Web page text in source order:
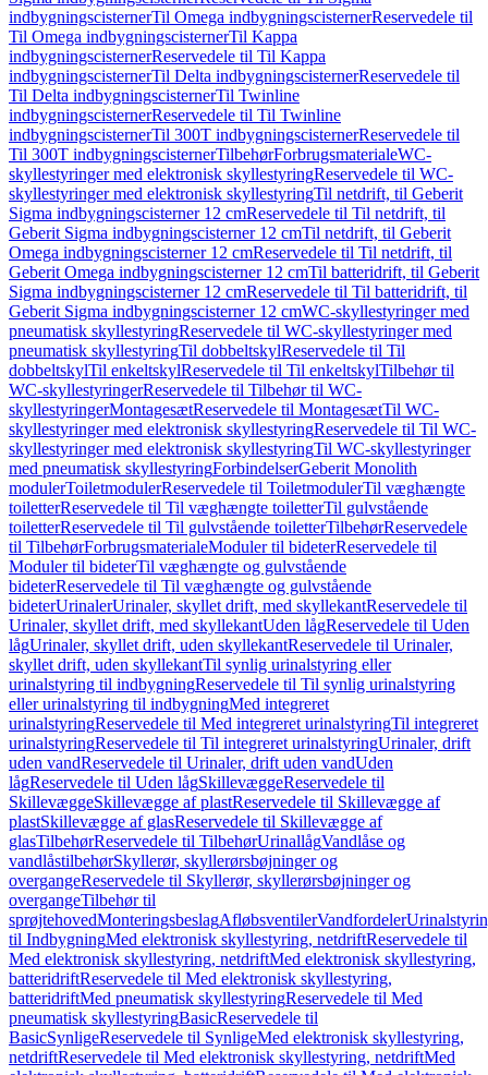
indbygningscisternerTil Omega indbygningscisternerReservedele til
Til Omega indbygningscisternerTil Kappa
indbygningscisternerReservedele til Til Kappa
indbygningscisternerTil Delta indbygningscisternerReservedele til
Til Delta indbygningscisternerTil Twinline
indbygningscisternerReservedele til Til Twinline
indbygningscisternerTil 300T indbygningscisternerReservedele til
Til 300T indbygningscisternerTilbehørForbrugsmaterialeWC-
skyllestyringer med elektronisk skyllestyringReservedele til WC-
skyllestyringer med elektronisk skyllestyringTil netdrift, til Geberit
Sigma indbygningscisterner 12 cmReservedele til Til netdrift, til
Geberit Sigma indbygningscisterner 12 cmTil netdrift, til Geberit
Omega indbygningscisterner 12 cmReservedele til Til netdrift, til
Geberit Omega indbygningscisterner 12 cmTil batteridrift, til Geberit
Sigma indbygningscisterner 12 cmReservedele til Til batteridrift, til
Geberit Sigma indbygningscisterner 12 cmWC-skyllestyringer med
pneumatisk skyllestyringReservedele til WC-skyllestyringer med
pneumatisk skyllestyringTil dobbeltskylReservedele til Til
dobbeltskylTil enkeltskylReservedele til Til enkeltskylTilbehør til
WC-skyllestyringerReservedele til Tilbehør til WC-
skyllestyringerMontagesætReservedele til MontagesætTil WC-
skyllestyringer med elektronisk skyllestyringReservedele til Til WC-
skyllestyringer med elektronisk skyllestyringTil WC-skyllestyringer
med pneumatisk skyllestyringForbindelserGeberit Monolith
modulerToiletmodulerReservedele til ToiletmodulerTil væghængte
toiletterReservedele til Til væghængte toiletterTil gulvstående
toiletterReservedele til Til gulvstående toiletterTilbehørReservedele
til TilbehørForbrugsmaterialeModuler til bideterReservedele til
Moduler til bideterTil væghængte og gulvstående
bideterReservedele til Til væghængte og gulvstående
bideterUrinalerUrinaler, skyllet drift, med skyllekantReservedele til
Urinaler, skyllet drift, med skyllekantUden lågReservedele til Uden
lågUrinaler, skyllet drift, uden skyllekantReservedele til Urinaler,
skyllet drift, uden skyllekantTil synlig urinalstyring eller
urinalstyring til indbygningReservedele til Til synlig urinalstyring
eller urinalstyring til indbygningMed integreret
urinalstyringReservedele til Med integreret urinalstyringTil integreret
urinalstyringReservedele til Til integreret urinalstyringUrinaler, drift
uden vandReservedele til Urinaler, drift uden vandUden
lågReservedele til Uden lågSkillevæggeReservedele til
SkillevæggeSkillevægge af plastReservedele til Skillevægge af
plastSkillevægge af glasReservedele til Skillevægge af
glasTilbehørReservedele til TilbehørUrinallågVandlåse og
vandlåstilbehørSkyllerør, skyllerørsbøjninger og
overgangeReservedele til Skyllerør, skyllerørsbøjninger og
overgangeTilbehør til
sprøjtehovedMonteringsbeslagAfløbsventilerVandfordeler
til IndbygningMed elektronisk skyllestyring, netdriftReservedele til
Med elektronisk skyllestyring, netdriftMed elektronisk skyllestyring,
batteridriftReservedele til Med elektronisk skyllestyring,
batteridriftMed pneumatisk skyllestyringReservedele til Med
pneumatisk skyllestyringBasicReservedele til
BasicSynligeReservedele til SynligeMed elektronisk skyllestyring,
netdriftReservedele til Med elektronisk skyllestyring, netdriftMed